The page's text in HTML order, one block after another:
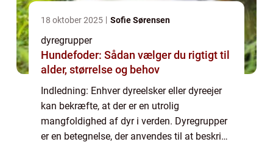
18 oktober 2025 Sofie Sørensen
dyregrupper
Hundefoder: Sådan vælger du rigtigt til
alder, størrelse og behov
Indledning: Enhver dyreelsker eller dyreejer
kan bekræfte, at der er en utrolig
mangfoldighed af dyr i verden. Dyregrupper
er en betegnelse, der anvendes til at beskrive